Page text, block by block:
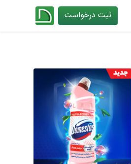
ثبت درخواست